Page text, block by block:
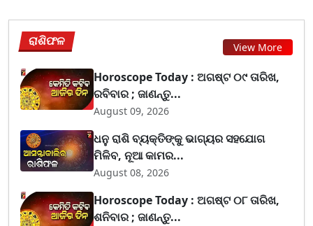
ରାଶିଫଳ View More
Horoscope Today : ଅଗଷ୍ଟ ୦୯ ତାରିଖ,
ରବିବାର ; ଜାଣନ୍ତୁ...
August 09, 2026
ଧନୁ ରାଶି ବ୍ୟକ୍ତିଙ୍କୁ ଭାଗ୍ୟର ସହଯୋଗ
ମିଳିବ, ନୂଆ କାମର...
August 08, 2026
Horoscope Today : ଅଗଷ୍ଟ ୦୮ ତାରିଖ,
ଶନିବାର ; ଜାଣନ୍ତୁ...